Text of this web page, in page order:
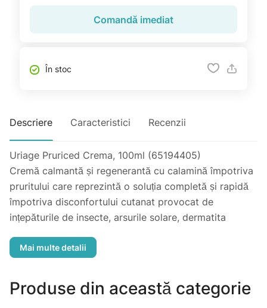
Comandă imediat
În stoc
Descriere Caracteristici Recenzii
Uriage Pruriced Crema, 100ml (65194405)
Cremă calmantă și regenerantă cu calamină împotriva
pruritului care reprezintă o soluția completă și rapidă
împotriva disconfortului cutanat provocat de
ințepăturile de insecte, arsurile solare, dermatita
pielii la bebeluși, copii, adulți. Datorită toleranței foarte
fragilizate. Poate fi utilizată pentru diverse patologii,
inclusiv zona zoster.
Produse din această categorie